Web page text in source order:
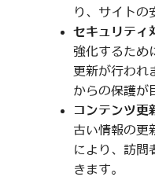
り、サイトの
セキュリティ
強化するため
更新が行われ
からの保護が
コンテンツ更
古い情報の更
により、訪問
きます。